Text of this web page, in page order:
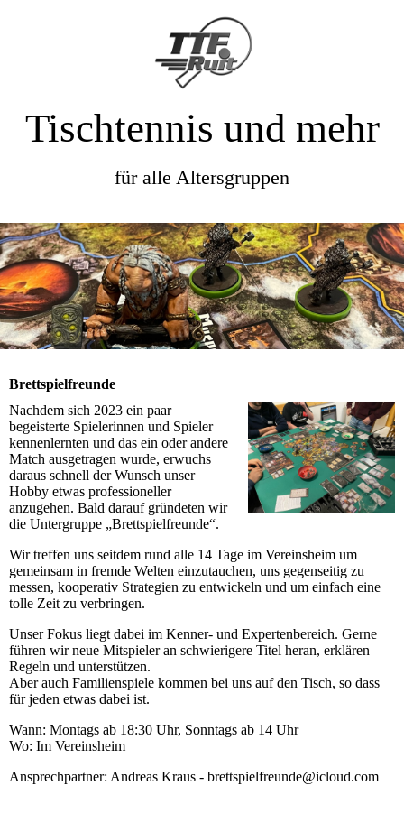
Tischtennis und mehr
für alle Altersgruppen
Brettspielfreunde
Nachdem sich 2023 ein paar
begeisterte Spielerinnen und Spieler
kennenlernten und das ein oder andere
Match ausgetragen wurde, erwuchs
daraus schnell der Wunsch unser
Hobby etwas professioneller
anzugehen. Bald darauf gründeten wir
die Untergruppe „Brettspielfreunde“.
Wir treffen uns seitdem rund alle 14 Tage im Vereinsheim um
gemeinsam in fremde Welten einzutauchen, uns gegenseitig zu
messen, kooperativ Strategien zu entwickeln und um einfach eine
tolle Zeit zu verbringen.
Unser Fokus liegt dabei im Kenner- und Expertenbereich. Gerne
führen wir neue Mitspieler an schwierigere Titel heran, erklären
Regeln und unterstützen.
Aber auch Familienspiele kommen bei uns auf den Tisch, so dass
für jeden etwas dabei ist.
Wann: Montags ab 18:30 Uhr, Sonntags ab 14 Uhr
Wo: Im Vereinsheim
Ansprechpartner: Andreas Kraus - brettspielfreunde@icloud.com